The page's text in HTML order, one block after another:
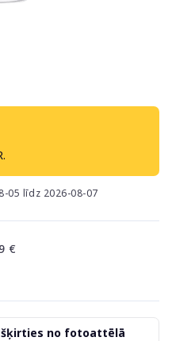
05 līdz 2026-08-07
€
no fotoattēlā